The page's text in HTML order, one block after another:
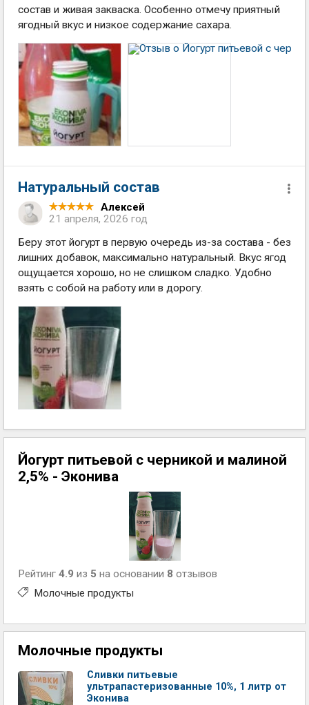
состав и живая закваска. Особенно отмечу приятный
ягодный вкус и низкое содержание сахара.
Натуральный состав
Алексей
21 апреля, 2026 год
Беру этот йогурт в первую очередь из-за состава - без
лишних добавок, максимально натуральный. Вкус ягод
ощущается хорошо, но не слишком сладко. Удобно
взять с собой на работу или в дорогу.
Йогурт питьевой c черникой и малиной
2,5% - Эконива
Рейтинг 4.9 из 5 на основании 8 отзывов
Молочные продукты
Молочные продукты
Сливки питьевые
ультрапастеризованные 10%, 1 литр от
Эконива